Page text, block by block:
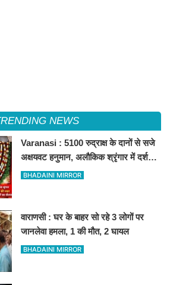
NEWS
Varanasi : 5100 रुद्राक्ष के दानों से सजे
अक्षयवट हनुमान, अलौकिक श्रृंगार में दर्शन
कर भक्त निहाल
BHADAINI MIRROR
वाराणसी : घर के बाहर सो रहे 3 लोगों पर
जानलेवा हमला, 1 की मौत, 2 घायल
BHADAINI MIRROR